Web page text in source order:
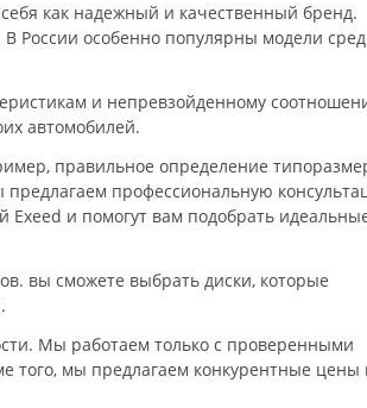
как надежный и качественный бренд.
России особенно популярны модели
и непревзойденному
автомобилей.
правильное определение
профессиональную
и помогут вам подобрать
вы сможете выбрать диски, которые
Мы работаем только с проверенными
того, мы предлагаем конкурентные цены